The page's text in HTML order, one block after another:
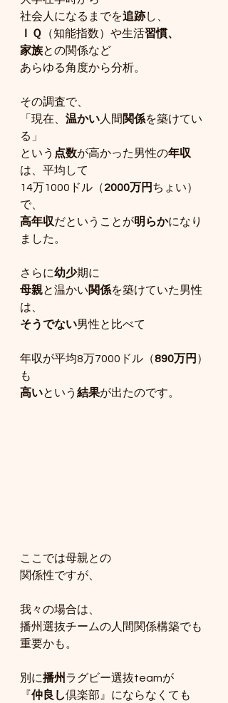
社会人になるまでを追跡し、
ＩＱ （知能指数）や生活習慣、
家族との関係など
あらゆる角度から分析。
その調査で、
「現在、 温かい人間 関係を築けてい
る」
という 点数が高かった男性の年収
は、平均して
14万1000ドル（2000万円 ちょい）
で、
高年収だということが明らかになり
ました。
さらに幼少期に
母親と温かい関係を築けていた男性
は、
そうでない男性と比べて
年収が平均8万7000ドル（890万円 ）
も
高いという 結果が出たのです。
ここでは母親との
関係性ですが、
我々の場合は、
播州選抜チームの人間関係構築でも
重要かも。
別に播州 ラグビー選抜teamが
『 仲良し倶楽部』にならなくても